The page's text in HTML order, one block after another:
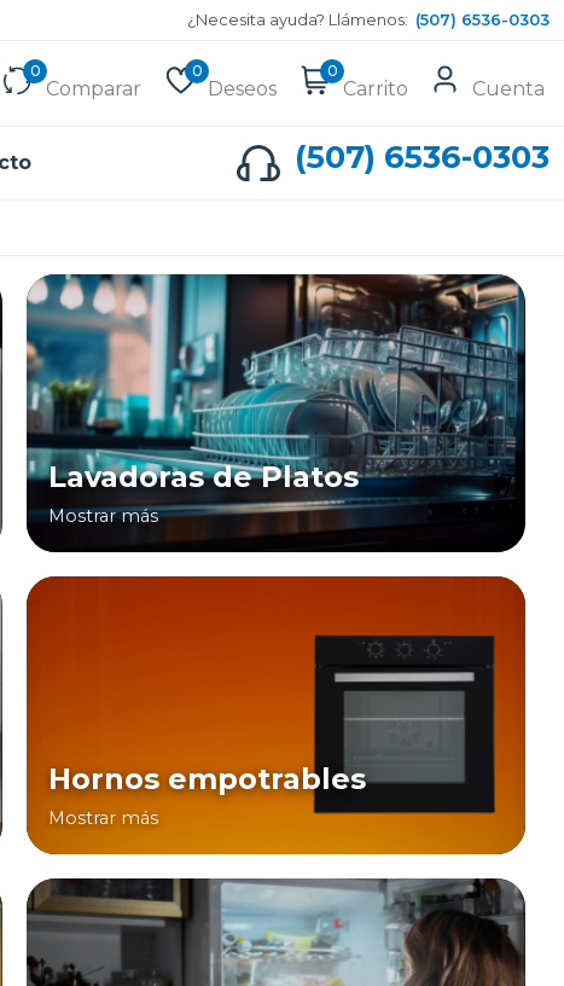
¿Necesita ayuda? Llámenos: (507) 6536-0303
0
Comparar
0
Deseos
0
Carrito Cuenta
(507) 6536-0303
Lavadoras de Platos
Mostrar más
Hornos empotrables
Mostrar más